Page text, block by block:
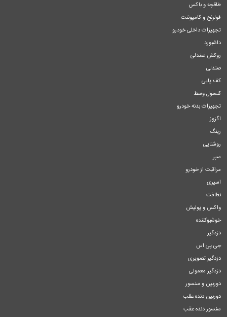
طاقچه و باکس
فولرنج و کامپوننت
تجهیزات داخلی خودرو
داشبورد
روکش صندلی
صندلی
کف پایی
کنسول وسط
تجهیزات بدنه خودرو
اگزوز
رینگ
روشنایی
سپر
مراقبت از خودرو
اسپری
نظافت
واکس و پولیش
خوشبوکننده
دزدگیر
جی پی اس
دزدگیر تصویری
دزدگیر معمولی
دوربین و سنسور
دوربین دنده عقب
سنسور دنده عقب